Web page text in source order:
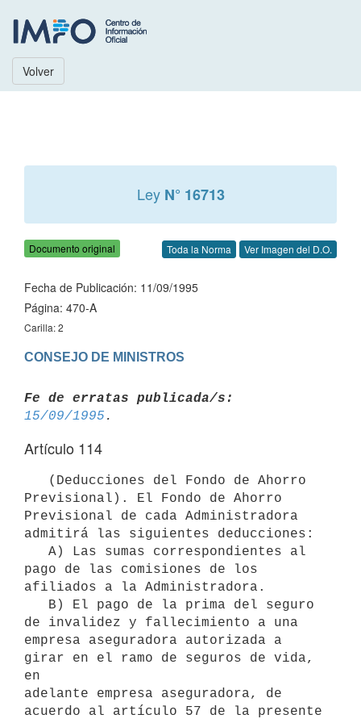
Volver
Ley N° 16713
Documento original Toda la Norma Ver Imagen del D.O.
Fecha de Publicación: 11/09/1995
Página: 470-A
Carilla: 2
Fe de erratas publicada/s:
15/09/1995
Artículo 114
Previsional). El Fondo de Ahorro
Previsional de cada Administradora
admitirá las siguientes deducciones:
pago de las comisiones de los
afiliados a la Administradora.
de invalidez y fallecimiento a una
empresa aseguradora autorizada a
girar en el ramo de seguros de vida,
en
adelante empresa aseguradora, de
acuerdo al artículo 57 de la presente